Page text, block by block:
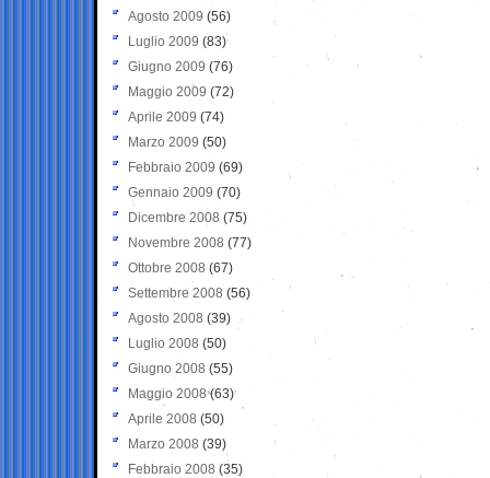
Agosto 2009 (56)
Luglio 2009 (83)
Giugno 2009 (76)
Maggio 2009 (72)
Aprile 2009 (74)
Marzo 2009 (50)
Febbraio 2009 (69)
Gennaio 2009 (70)
Dicembre 2008 (75)
Novembre 2008 (77)
Ottobre 2008 (67)
Settembre 2008 (56)
Agosto 2008 (39)
Luglio 2008 (50)
Giugno 2008 (55)
Maggio 2008(63)
Aprile 2008 (50)
Marzo 2008 (39)
Febbraio 2008 (35)